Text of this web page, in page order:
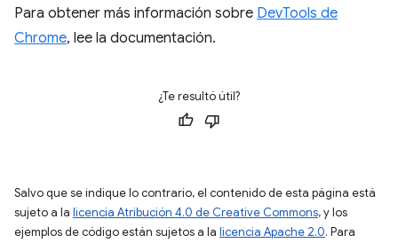
Para obtener más información sobre DevTools de
Chrome, lee la documentación.
¿Te resultó útil?
Salvo que se indique lo contrario, el contenido de esta página está
sujeto a la licencia Atribución 4.0 de Creative Commons, y los
ejemplos de código están sujetos a la licencia Apache 2.0. Para